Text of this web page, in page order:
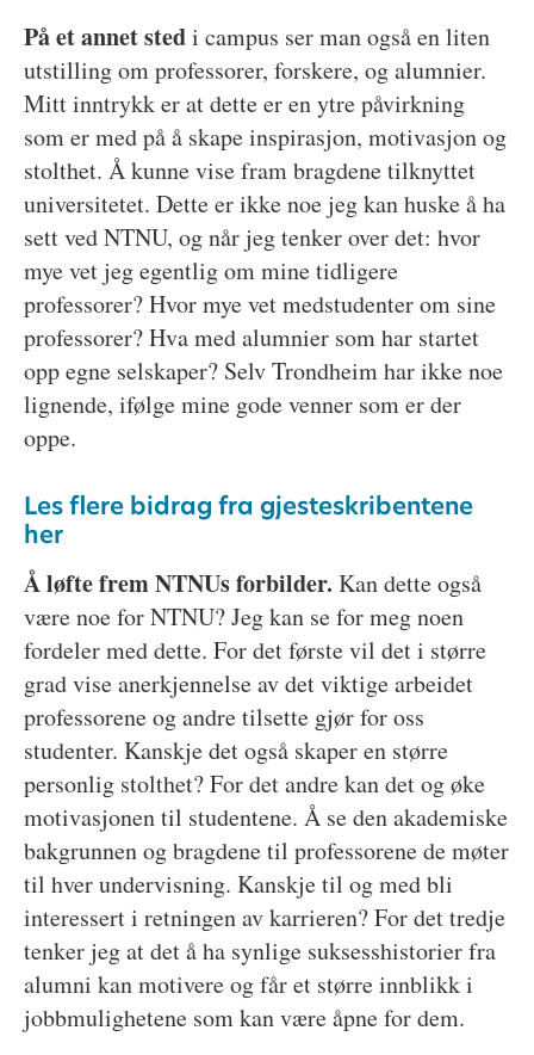
På et annet stedi campus ser man også en liten
utstilling om professorer, forskere, og alumnier.
Mitt inntrykk er at dette er en ytre påvirkning
som er med på å skape inspirasjon, motivasjon og
stolthet. Å kunne vise fram bragdene tilknyttet
universitetet. Dette er ikke noe jeg kan huske å ha
sett ved NTNU, og når jeg tenker over det: hvor
mye vet jeg egentlig om mine tidligere
professorer? Hvor mye vet medstudenter om sine
professorer? Hva med alumnier som har startet
opp egne selskaper? Selv Trondheim har ikke noe
lignende, ifølge mine gode venner som er der
oppe.
Les flere bidrag fra gjesteskribentene
her
Å løfte frem NTNUs forbilder. Kan dette også
være noe for NTNU? Jeg kan se for meg noen
fordeler med dette. For det første vil det i større
grad vise anerkjennelse av det viktige arbeidet
professorene og andre tilsette gjør for oss
studenter. Kanskje det også skaper en større
personlig stolthet? For det andre kan det og øke
motivasjonen til studentene. Å se den akademiske
bakgrunnen og bragdene til professorene de møter
til hver undervisning. Kanskje til og med bli
interessert i retningen av karrieren? For det tredje
tenker jeg at det å ha synlige suksesshistorier fra
alumni kan motivere og får et større innblikk i
jobbmulighetene som kan være åpne for dem.